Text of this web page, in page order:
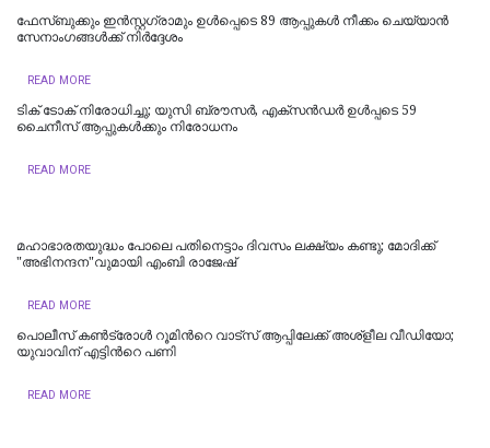
ഫേസ്ബുക്കും ഇന്‍സ്റ്റഗ്രാമും ഉള്‍പ്പെടെ 89 ആപ്പുകള്‍ നീക്കം ചെയ്യാന്‍
സേനാംഗങ്ങള്‍ക്ക് നിര്‍ദ്ദേശം
READ MORE
ടിക് ടോക് നിരോധിച്ചു; യുസി ബ്രൗസര്‍, എക്‌സന്‍ഡര്‍ ഉള്‍പ്പടെ 59
ചൈനീസ് ആപ്പുകള്‍ക്കും നിരോധനം
READ MORE
മഹാഭാരതയുദ്ധം പോലെ പതിനെട്ടാം ദിവസം ലക്ഷ്യം കണ്ടു; മോദിക്ക്
"അഭിനന്ദന"വുമായി എംബി രാജേഷ്
READ MORE
പൊലീസ് കണ്‍ട്രോള്‍ റൂമിന്‍റെ വാട്‌സ്‌ ആപ്പിലേക്ക് അശ്‌ളീല വീഡിയോ;
യുവാവിന് എട്ടിന്‍റെ പണി
READ MORE